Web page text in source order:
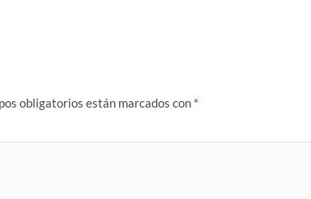
obligatorios están marcados con *